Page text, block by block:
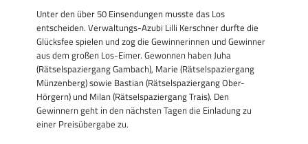
Unter den über 50 Einsendungen musste das Los
entscheiden. Verwaltungs-Azubi Lilli Kerschner durfte die
Glücksfee spielen und zog die Gewinnerinnen und Gewinner
aus dem großen Los-Eimer. Gewonnen haben Juha
(Rätselspaziergang Gambach), Marie (Rätselspaziergang
Münzenberg) sowie Bastian (Rätselspaziergang Ober-
Hörgern) und Milan (Rätselspaziergang Trais). Den
Gewinnern geht in den nächsten Tagen die Einladung zu
einer Preisübergabe zu.